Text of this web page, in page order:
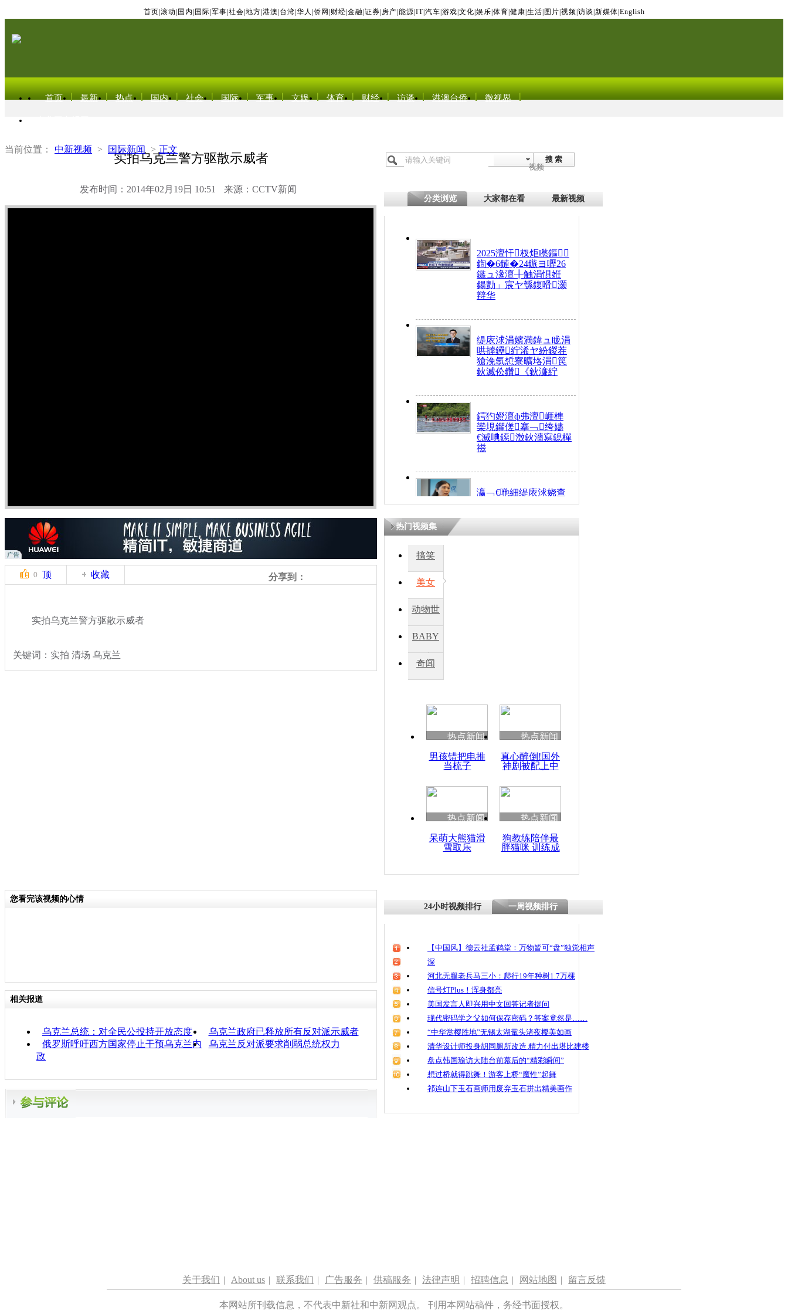
首页 滚动 国内 国际 军事 社会 地方 港澳 台湾 华人 侨网 财经 金融 证券 房产 能源 IT| 汽车 游戏 文化 娱乐 体育 健康 生活 图片 视频 访谈 新媒体 English
首页 最新 热点 国内 社会 国际 军事 文娱 体育 财经 访谈 港澳台侨 微视界
当前位置： 中新视频 > 国际新闻 > 正文
实拍乌克兰警方驱散示威者
发布时间：2014年02月19日 10:51 来源：CCTV新闻
搜 索
视频
分类浏览 大家都在看 最新视频
2025澶忓杈炬矁鏂
鍧�6鏈�24鏃ヨ嚦26
鏃ュ湪澶╂触涓惧姙
鍚勯」宸ヤ綔鍑嗗灏
辩华
缇庡浗涓嬪満鍏ュ眬涓
哄摢鑸紵浠ヤ紛鍐茬
獊浼氬惁寮曠垎涓笢
鈥滅伀鑽《鈥濓紵
鍔犳嬁澶ф弗澶崕榫
欒垷鑺傞搴﹁绔嬧
€滅唺鐚澂鈥濇寫鎴樿
禌
瀛﹁€咃細缇庡浗娆查
€间笢鍗椾簹涓庝腑鍥
熷悎浣� 涓ㄥ浗闄呰
0 顶 收藏 分享到：
实拍乌克兰警方驱散示威者
关键词：实拍 清场 乌克兰
热门视频集
搞笑
美女
动物世
BABY
秀
奇闻
热点新闻
男孩错把电推
当梳子
热点新闻
真心醉倒!国外
神剧被配上中
热点新闻
呆萌大熊猫滑
雪取乐
热点新闻
狗教练陪伴最
胖猫咪 训练成
您看完该视频的心情
相关报道
乌克兰总统：对全民公投持开放态度
乌克兰政府已释放所有反对派示威者
俄罗斯呼吁西方国家停止干预乌克兰内
政
乌克兰反对派要求削弱总统权力
24小时视频排行 一周视频排行
【中国风】德云社孟鹤堂：万物皆可“盘”独觉相声
深
河北无腿老兵马三小：爬行19年种树1.7万棵
信号灯Plus！浑身都亮
美国发言人即兴用中文回答记者提问
现代密码学之父如何保存密码？答案竟然是……
“中华赏樱胜地”无锡太湖鼋头渚夜樱美如画
清华设计师投身胡同厕所改造 精力付出堪比建楼
盘点韩国瑜访大陆台前幕后的“精彩瞬间”
想过桥就得跳舞！游客上桥“魔性”起舞
祁连山下玉石画师用废弃玉石拼出精美画作
关于我们 | About us | 联系我们 | 广告服务 | 供稿服务 | 法律声明 | 招聘信息 | 网站地图 | 留言反馈
本网站所刊载信息，不代表中新社和中新网观点。 刊用本网站稿件，务经书面授权。